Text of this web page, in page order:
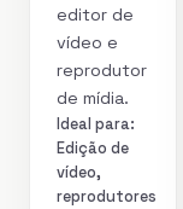
editor de
vídeo e
reprodutor
de mídia.
Ideal para:
Edição de
vídeo,
reprodutores